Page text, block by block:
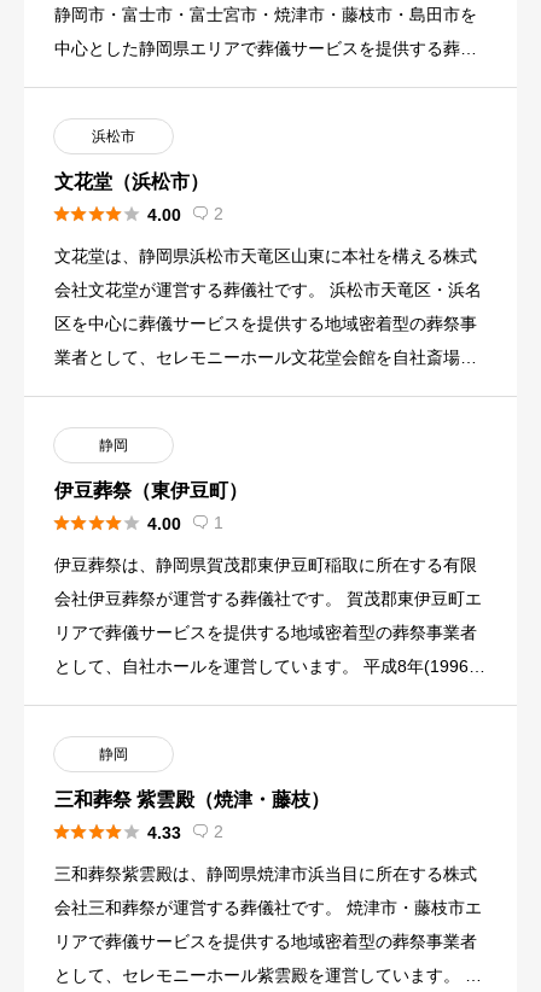
静岡市・富士市・富士宮市・焼津市・藤枝市・島田市を
中心とした静岡県エリアで葬儀サービスを提供する葬祭
浜松市
文花堂（浜松市）
 4.00  2
文花堂は、静岡県浜松市天竜区山東に本社を構える株式
会社文花堂が運営する葬儀社です。 浜松市天竜区・浜名
区を中心に葬儀サービスを提供する地域密着型の葬祭事
業者として、セレモニーホール文花堂会館を自社斎場と
静岡
伊豆葬祭（東伊豆町）
 4.00  1
伊豆葬祭は、静岡県賀茂郡東伊豆町稲取に所在する有限
会社伊豆葬祭が運営する葬儀社です。 賀茂郡東伊豆町エ
リアで葬儀サービスを提供する地域密着型の葬祭事業者
として、自社ホールを運営しています。 平成8年(1996
静岡
三和葬祭 紫雲殿（焼津・藤枝）
 4.33  2
三和葬祭紫雲殿は、静岡県焼津市浜当目に所在する株式
会社三和葬祭が運営する葬儀社です。 焼津市・藤枝市エ
リアで葬儀サービスを提供する地域密着型の葬祭事業者
として、セレモニーホール紫雲殿を運営しています。 19